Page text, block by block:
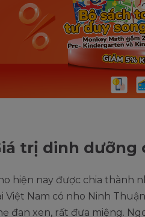
trị dinh dưỡng
hiện nay được chia thành
Việt Nam có nho Ninh
đan xen, rất đưa miệng.